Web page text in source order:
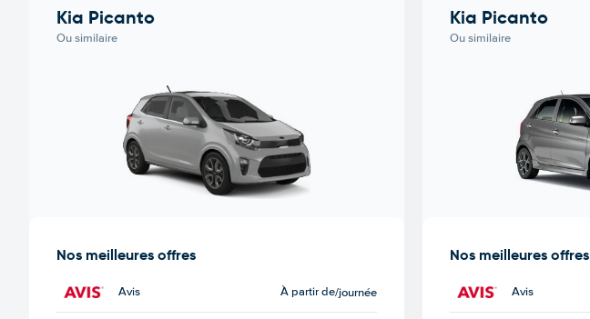
Kia Picanto
Ou similaire
Nos meilleures offres
Avis À partir de/journée
Kia Picanto
Ou similaire
Nos meilleures offres
Avis